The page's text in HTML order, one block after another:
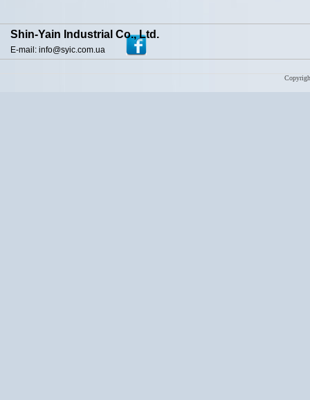
Shin-Yain Industrial Co., Ltd.
E-mail: info@syic.com.ua